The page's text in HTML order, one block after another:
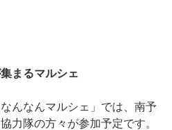
まるマルシェ
んなんマルシェ」では、南予
力隊の方々が参加予定です。